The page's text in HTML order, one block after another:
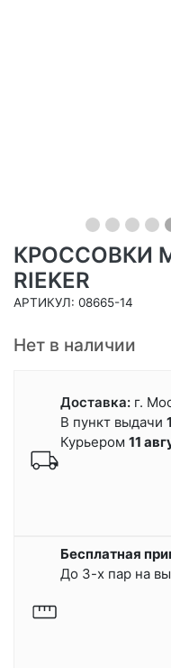
КРОССОВКИ
RIEKER
АРТИКУЛ: 08665-14
Нет в наличии
Доставка: г.
В пункт выдачи
Курьером 11
Бесплатная
До 3-х пар на